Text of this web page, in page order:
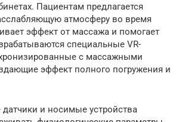
Пациентам предлагается
атмосферу во время
эффект от массажа и помогает
специальные VR-
с массажными
эффект полного погружения и
датчики и носимые устройства